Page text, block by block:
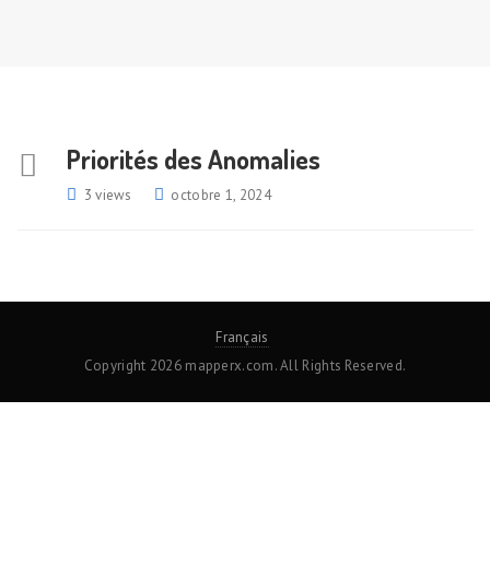
Priorités des Anomalies
3 views octobre 1, 2024
Français
Copyright 2026 mapperx.com. All Rights Reserved.